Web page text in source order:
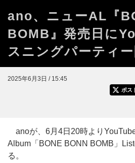
ano、ニューAL『
BOMB』発売日に
スニングパーティ
2025年6月3日 / 15:45
ポス
anoが、6月4日20時より
Album「BONE BONN BOMB」
る。